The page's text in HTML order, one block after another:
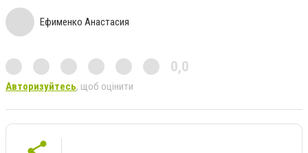
Ефименко Анастасия
0,0
Авторизуйтесь, щоб оцінити